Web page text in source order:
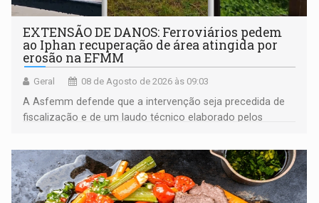
EXTENSÃO DE DANOS: Ferroviários pedem
ao Iphan recuperação de área atingida por
erosão na EFMM
Geral 08 de Agosto de 2026 às 09:03
A Asfemm defende que a intervenção seja precedida de
fiscalização e de um laudo técnico elaborado pelos